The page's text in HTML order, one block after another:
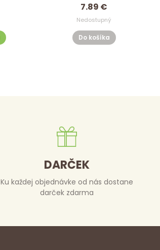
7.89 €
Nedostupný
Do košíka
DARČEK
Ku každej objednávke od nás dostane
darček zdarma